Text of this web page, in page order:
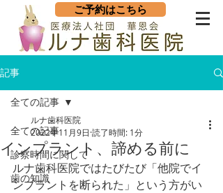
ご予約はこちら
記事
全ての記事
診察時間に関して
歯の知識
全ての記事
インプラント、諦める前に
ルナ歯科医院
2022年11月9日 読了時間: 1分
ルナ歯科医院ではたびたび「他院でイ
ンプラントを断られた」という方がい